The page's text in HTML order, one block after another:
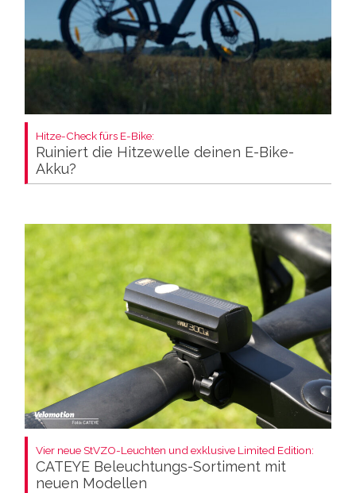
Hitze-Check fürs E-Bike:
Ruiniert die Hitzewelle deinen E-Bike-
Akku?
Vier neue StVZO-Leuchten und exklusive Limited Edition:
CATEYE Beleuchtungs-Sortiment mit
neuen Modellen